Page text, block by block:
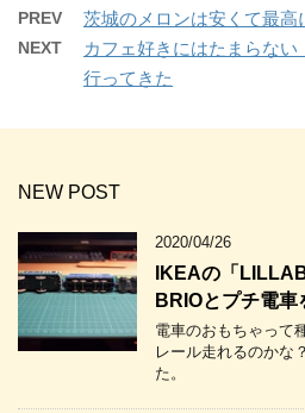
PREV 茨城のメロンは安くて最高
NEXT
カフェ好きにはたまらな
行ってきた
NEW POST
2020/04/26
IKEAの「
BRIOとプチ電車
電車のおもちゃって
レール走れるのかな
た。